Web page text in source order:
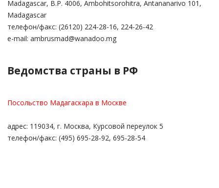
Madagascar, B.P. 4006, Ambohitsorohitra, Antananarivo 101,
Madagascar
телефон/факс: (26120) 224-28-16, 224-26-42
e-mail: ambrusmad@wanadoo.mg
Ведомства страны в РФ
Посольство Мадагаскара в Москве
адрес: 119034, г. Москва, Курсовой переулок 5
телефон/факс: (495) 695-28-92, 695-28-54